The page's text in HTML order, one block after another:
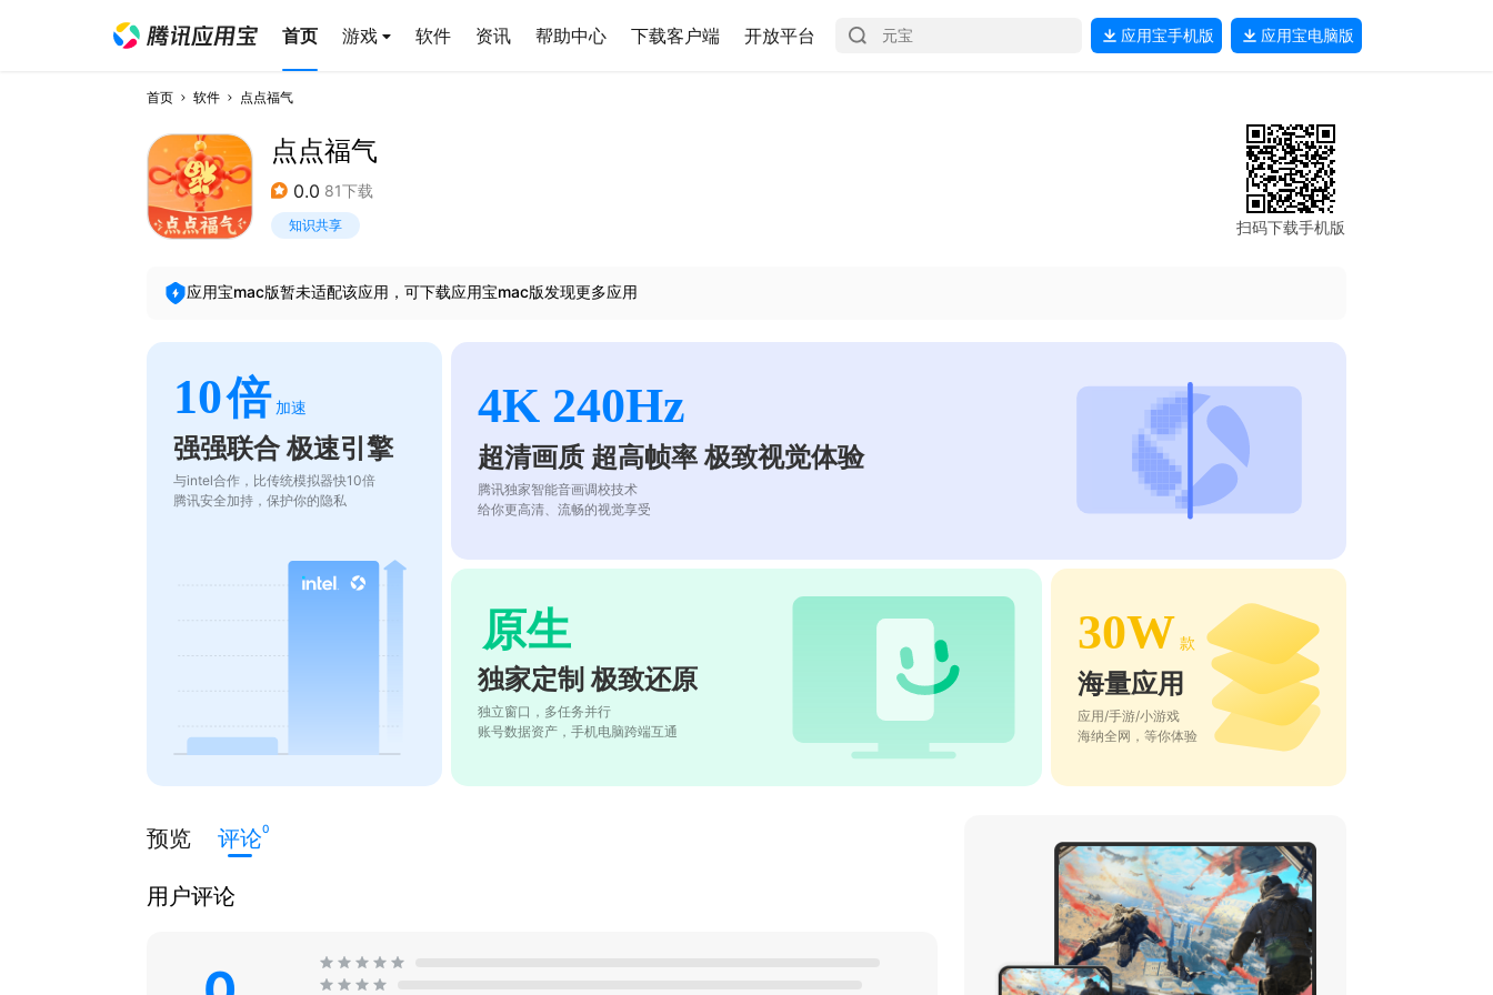
首页 游戏 软件 资讯 帮助中心 下载客户端 开放平台 应用宝手机版 应用宝电脑版
首页 软件 点点福气
点点福气
0.0 81下载
知识共享 扫码下载手机版
应用宝mac版暂未适配该应用，可下载应用宝mac版发现更多应用
10倍 加速
强强联合 极速引擎
与intel合作，比传统模拟器快10倍
腾讯安全加持，保护你的隐私
4K 240Hz
超清画质 超高帧率 极致视觉体验
腾讯独家智能音画调校技术
给你更高清、流畅的视觉享受
原生
独家定制 极致还原
独立窗口，多任务并行
账号数据资产，手机电脑跨端互通
30W 款
海量应用
应用/手游/小游戏
海纳全网，等你体验
预览 评论0
用户评论